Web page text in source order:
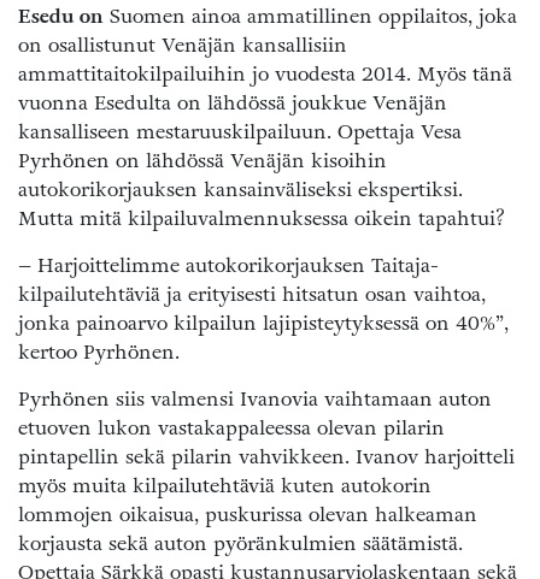
Esedu on Suomen ainoa ammatillinen oppilaitos, joka
on osallistunut Venäjän kansallisiin
ammattitaitokilpailuihin jo vuodesta 2014. Myös tänä
vuonna Esedulta on lähdössä joukkue Venäjän
kansalliseen mestaruuskilpailuun. Opettaja Vesa
Pyrhönen on lähdössä Venäjän kisoihin
autokorikorjauksen kansainväliseksi ekspertiksi.
Mutta mitä kilpailuvalmennuksessa oikein tapahtui?
– Harjoittelimme autokorikorjauksen Taitaja-
kilpailutehtäviä ja erityisesti hitsatun osan vaihtoa,
jonka painoarvo kilpailun lajipisteytyksessä on 40%”,
kertoo Pyrhönen.
Pyrhönen siis valmensi Ivanovia vaihtamaan auton
etuoven lukon vastakappaleessa olevan pilarin
pintapellin sekä pilarin vahvikkeen. Ivanov harjoitteli
myös muita kilpailutehtäviä kuten autokorin
lommojen oikaisua, puskurissa olevan halkeaman
korjausta sekä auton pyöränkulmien säätämistä.
Opettaja Särkkä opasti kustannusarviolaskentaan sekä